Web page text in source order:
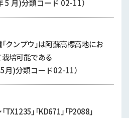
5 月)分類コード 02-11）
クンプウ」は阿蘇高標高地にお
培可能である
月)分類コード02-11）
」「KD671」「P2088」